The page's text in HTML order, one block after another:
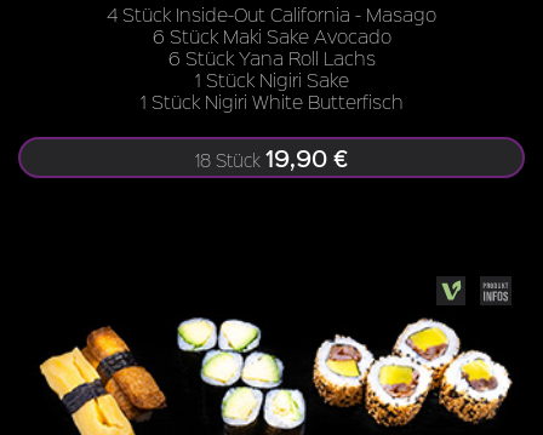
4 Stück Inside-Out California - Masago
6 Stück Maki Sake Avocado
6 Stück Yana Roll Lachs
1 Stück Nigiri Sake
1 Stück Nigiri White Butterfisch
18 Stück 19,90 €